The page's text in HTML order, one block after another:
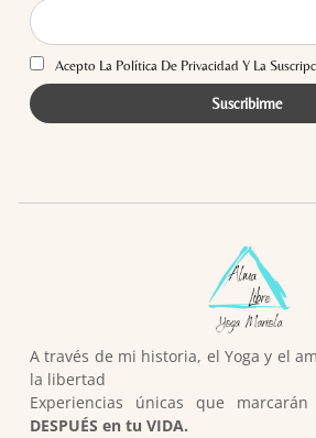
Acepto La Política De Privacidad Y La
A través de mi historia, el Yoga y el
la libertad
Experiencias únicas que marcarán
DESPUÉS en tu VIDA.